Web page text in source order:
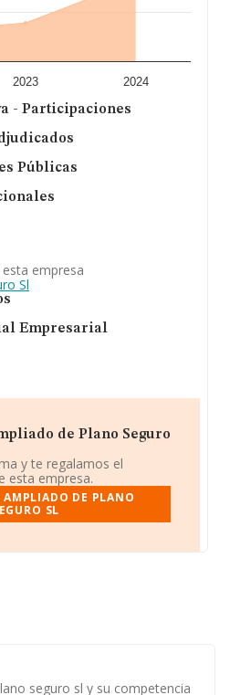
y practicos
en materia de riesgos
nacional, la empresa ha
experimentado una subida.
2023 2024
- Participaciones
Públicas
empresa
Sl
Empresarial
de Plano Seguro
y te regalamos el
esta empresa.
AMPLIADO DE PLANO
SL
seguro sl y su competencia